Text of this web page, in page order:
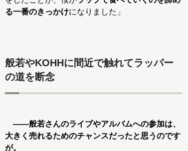
る一番のきっかけになりました」
般若やKOHHに間近で触れてラッパー
の道を断念
――般若さんのライブやアルバムへの参加は、
大きく売れるためのチャンスだったと思うのです
が。